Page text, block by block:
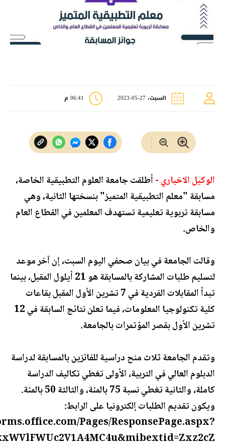
السبت، 27-05-2023 06:41 م
الوكيل الاخباري -أطلقت جامعة العلوم التطبيقية الخاصة،
مسابقة "معلم التطبيقية المتميز" بنسختها الثانية، وهي
مسابقة تربوية تعليمية تستهدف المعلمين في القطاع العام
والخاص.
وقالت الجامعة في بيان صحفي اليوم السبت، إن آخر موعد
لتسليم طلبات المشاركة بالمسابقة هو 21 أيلول المقبل، بينما
تبدأ المقابلات الفردية في 7 تشرين الأول المقبل بقاعات
كلية تكنولوجيا المعلومات، فيما تعلن نتائج السابقة في 12
تشرين الأول بقصر المؤتمرات بالجامعة.
وتقدم الجامعة ثلاث منح دراسية للفائزين بالمسابقة لدراسة
الدبلوم العالي في التربية، الأولى تغطي تكاليف الدراسة
كاملة، والثانية تغطي نسبة 75 بالمئة، والثالثة 50 بالمئة.
ويكون تقديم الطلبات إلكترونيا على الرابط:
Pages/ResponsePage.aspx?